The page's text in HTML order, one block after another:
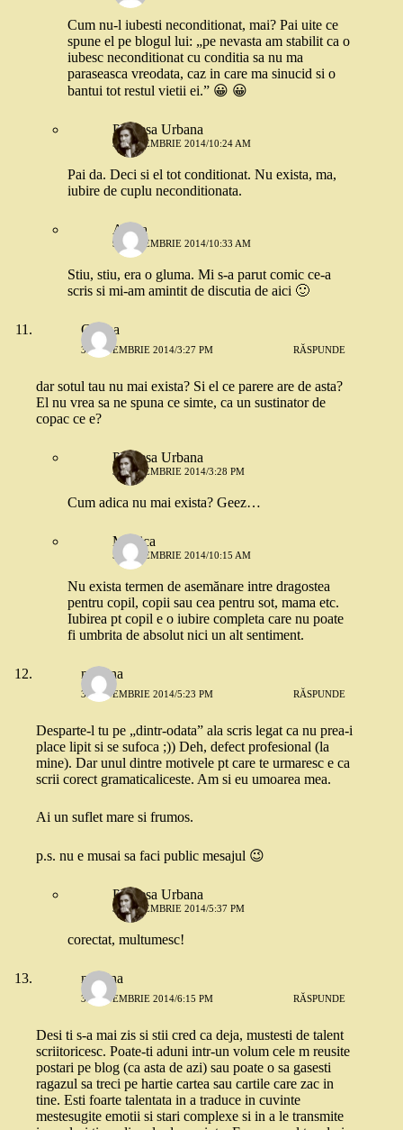
Cum nu-l iubesti neconditionat, mai? Pai uite ce
spune el pe blogul lui: „pe nevasta am stabilit ca o
iubesc neconditionat cu conditia sa nu ma
paraseasca vreodata, caz in care ma sinucid si o
bantui tot restul vietii ei.” 😀 😀
Printesa Urbana
9 SEPTEMBRIE 2014/10:24 AM
Pai da. Deci si el tot conditionat. Nu exista, ma,
iubire de cuplu neconditionata.
Adina
9 SEPTEMBRIE 2014/10:33 AM
Stiu, stiu, era o gluma. Mi s-a parut comic ce-a
scris si mi-am amintit de discutia de aici 🙂
Corina
3 SEPTEMBRIE 2014/3:27 PM RĂSPUNDE
dar sotul tau nu mai exista? Si el ce parere are de asta?
El nu vrea sa ne spuna ce simte, ca un sustinator de
copac ce e?
Printesa Urbana
3 SEPTEMBRIE 2014/3:28 PM
Cum adica nu mai exista? Geez…
Monica
5 SEPTEMBRIE 2014/10:15 AM
Nu exista termen de asemănare intre dragostea
pentru copil, copii sau cea pentru sot, mama etc.
Iubirea pt copil e o iubire completa care nu poate
fi umbrita de absolut nici un alt sentiment.
martina
3 SEPTEMBRIE 2014/5:23 PM RĂSPUNDE
Desparte-l tu pe „dintr-odata” ala scris legat ca nu prea-i
place lipit si se sufoca ;)) Deh, defect profesional (la
mine). Dar unul dintre motivele pt care te urmaresc e ca
scrii corect gramaticaliceste. Am si eu umoarea mea.
Ai un suflet mare si frumos.
p.s. nu e musai sa faci public mesajul 😉
Printesa Urbana
3 SEPTEMBRIE 2014/5:37 PM
corectat, multumesc!
martina
3 SEPTEMBRIE 2014/6:15 PM RĂSPUNDE
Desi ti s-a mai zis si stii cred ca deja, mustesti de talent
scriitoricesc. Poate-ti aduni intr-un volum cele m reusite
postari pe blog (ca asta de azi) sau poate o sa gasesti
ragazul sa treci pe hartie cartea sau cartile care zac in
tine. Esti foarte talentata in a traduce in cuvinte
mestesugite emotii si stari complexe si in a le transmite